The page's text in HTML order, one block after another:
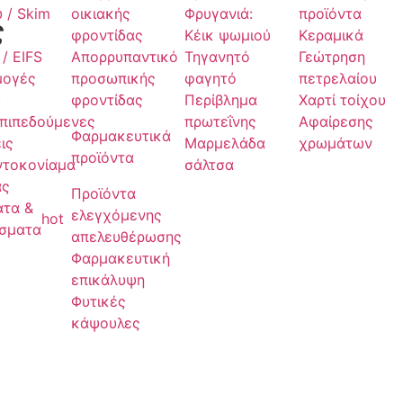
/ Skim
EIFS
&
hot
οικιακής
φροντίδας
Απορρυπαντικό
προσωπικής
φροντίδας
Φαρμακευτικά
προϊόντα
Προϊόντα
ελεγχόμενης
απελευθέρωσης
Φαρμακευτική
επικάλυψη
Φυτικές
κάψουλες
Φρυγανιά:
Κέικ ψωμιού
Τηγανητό
φαγητό
Περίβλημα
πρωτεΐνης
Μαρμελάδα
σάλτσα
προϊόντα
Κεραμικά
Γεώτρηση
πετρελαίου
Χαρτί τοίχου
Αφαίρεσης
χρωμάτων